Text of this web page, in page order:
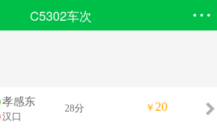
C5302车次
孝感东
汉口
28分 ￥ 20